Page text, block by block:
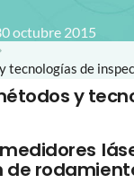
octubre 2015
tecnologías de
y
de